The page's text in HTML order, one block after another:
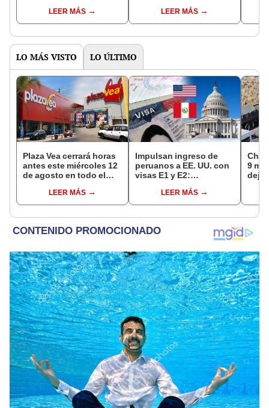
sujeto que conoció en
discoteca de Arequipa
LEER MÁS LEER MÁS
LO MÁS VISTO LO ÚLTIMO
Plaza Vea cerrará horas
antes este miércoles 12
de agosto en todo el
hasta las 7 p.m.
LEER MÁS
Impulsan ingreso de
peruanos a EE. UU. con
visas E1 y E2:
pymes serían los más
beneficiados
LEER MÁS
9
deja